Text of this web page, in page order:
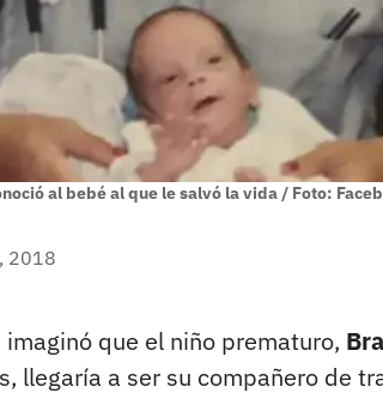
al bebé al que le salvó la vida / Foto:
2018
que el niño prematuro,
llegaría a ser su compañero de